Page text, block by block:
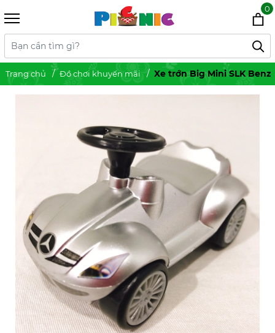
0
Trang chủ Đồ chơi khuyến mãi Xe trớn Big Mini SLK Benz